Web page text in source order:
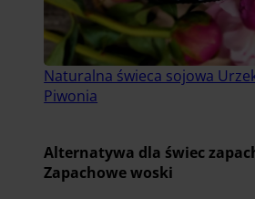
Naturalna świeca sojowa
Piwonia
Alternatywa dla świec
Zapachowe woski